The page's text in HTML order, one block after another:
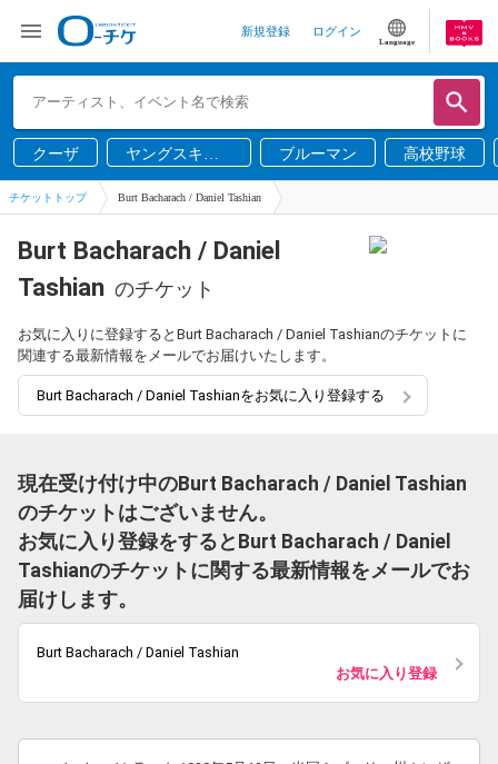
新規登録 ログイン
Language
クーザ
ヤングスキニ
ー
ブルーマン 高校野球
チケットトップ Burt Bacharach / Daniel Tashian
Burt Bacharach / Daniel
Tashian のチケット
お気に入りに登録するとBurt Bacharach / Daniel Tashianのチケットに
関連する最新情報をメールでお届けいたします。
Burt Bacharach / Daniel Tashianをお気に入り登録する
現在受け付け中のBurt Bacharach / Daniel Tashian
のチケットはございません。
お気に入り登録をするとBurt Bacharach / Daniel
Tashianのチケットに関する最新情報をメールでお
届けします。
Burt Bacharach / Daniel Tashian
お気に入り登録